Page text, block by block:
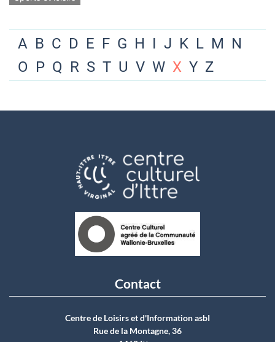
A B C D E F G H I J K L M N
O P Q R S T U V W X Y Z
Contact
Centre de Loisirs et d'Information asbI
Rue de la Montagne, 36